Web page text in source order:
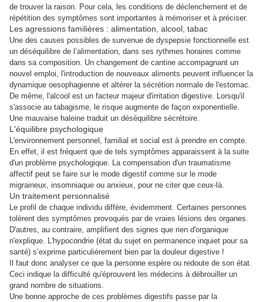
de trouver la raison. Pour cela, les conditions de déclenchement et de
répétition des symptômes sont importantes à mémoriser et à préciser.
Les agressions familières : alimentation, alcool, tabac
Une des causes possibles de survenue de dyspepsie fonctionnelle est
un déséquilibre de l’alimentation, dans ses rythmes horaires comme
dans sa composition. Un changement de cantine accompagnant un
nouvel emploi, l'introduction de nouveaux aliments peuvent influencer la
dynamique oesophagienne et altérer la sécrétion normale de l'estomac.
De même, l'alcool est un facteur majeur d'irritation digestive. Lorsqu'il
s'associe au tabagisme, le risque augmente de façon exponentielle.
Une mauvaise haleine traduit un déséquilibre sécrétoire.
L'équilibre psychologique
L'environnement personnel, familial et social est à prendre en compte.
En effet, il est fréquent que de tels symptômes apparaissent à la suite
d'un problème psychologique. La compensation d'un traumatisme
affectif peut se faire sur le mode digestif comme sur le mode
migraineux, insomniaque ou anxieux, pour ne citer que ceux-là.
Un traitement personnalisé
Le profil de chaque individu diffère, évidemment. Certaines personnes
tolèrent des symptômes provoqués par de vraies lésions des organes.
D'autres, au contraire, amplifient des signes que rien d'organique
n'explique. L'hypocondrie (état du sujet en permanence inquiet pour sa
santé) s’exprime particulièrement bien par la douleur digestive !
Il faut donc analyser ce que la personne espère ou redoute de son état.
Ceci indique la difficulté qu'éprouvent les médecins à débrouiller un
grand nombre de situations.
Une bonne approche de ces problèmes digestifs passe par la